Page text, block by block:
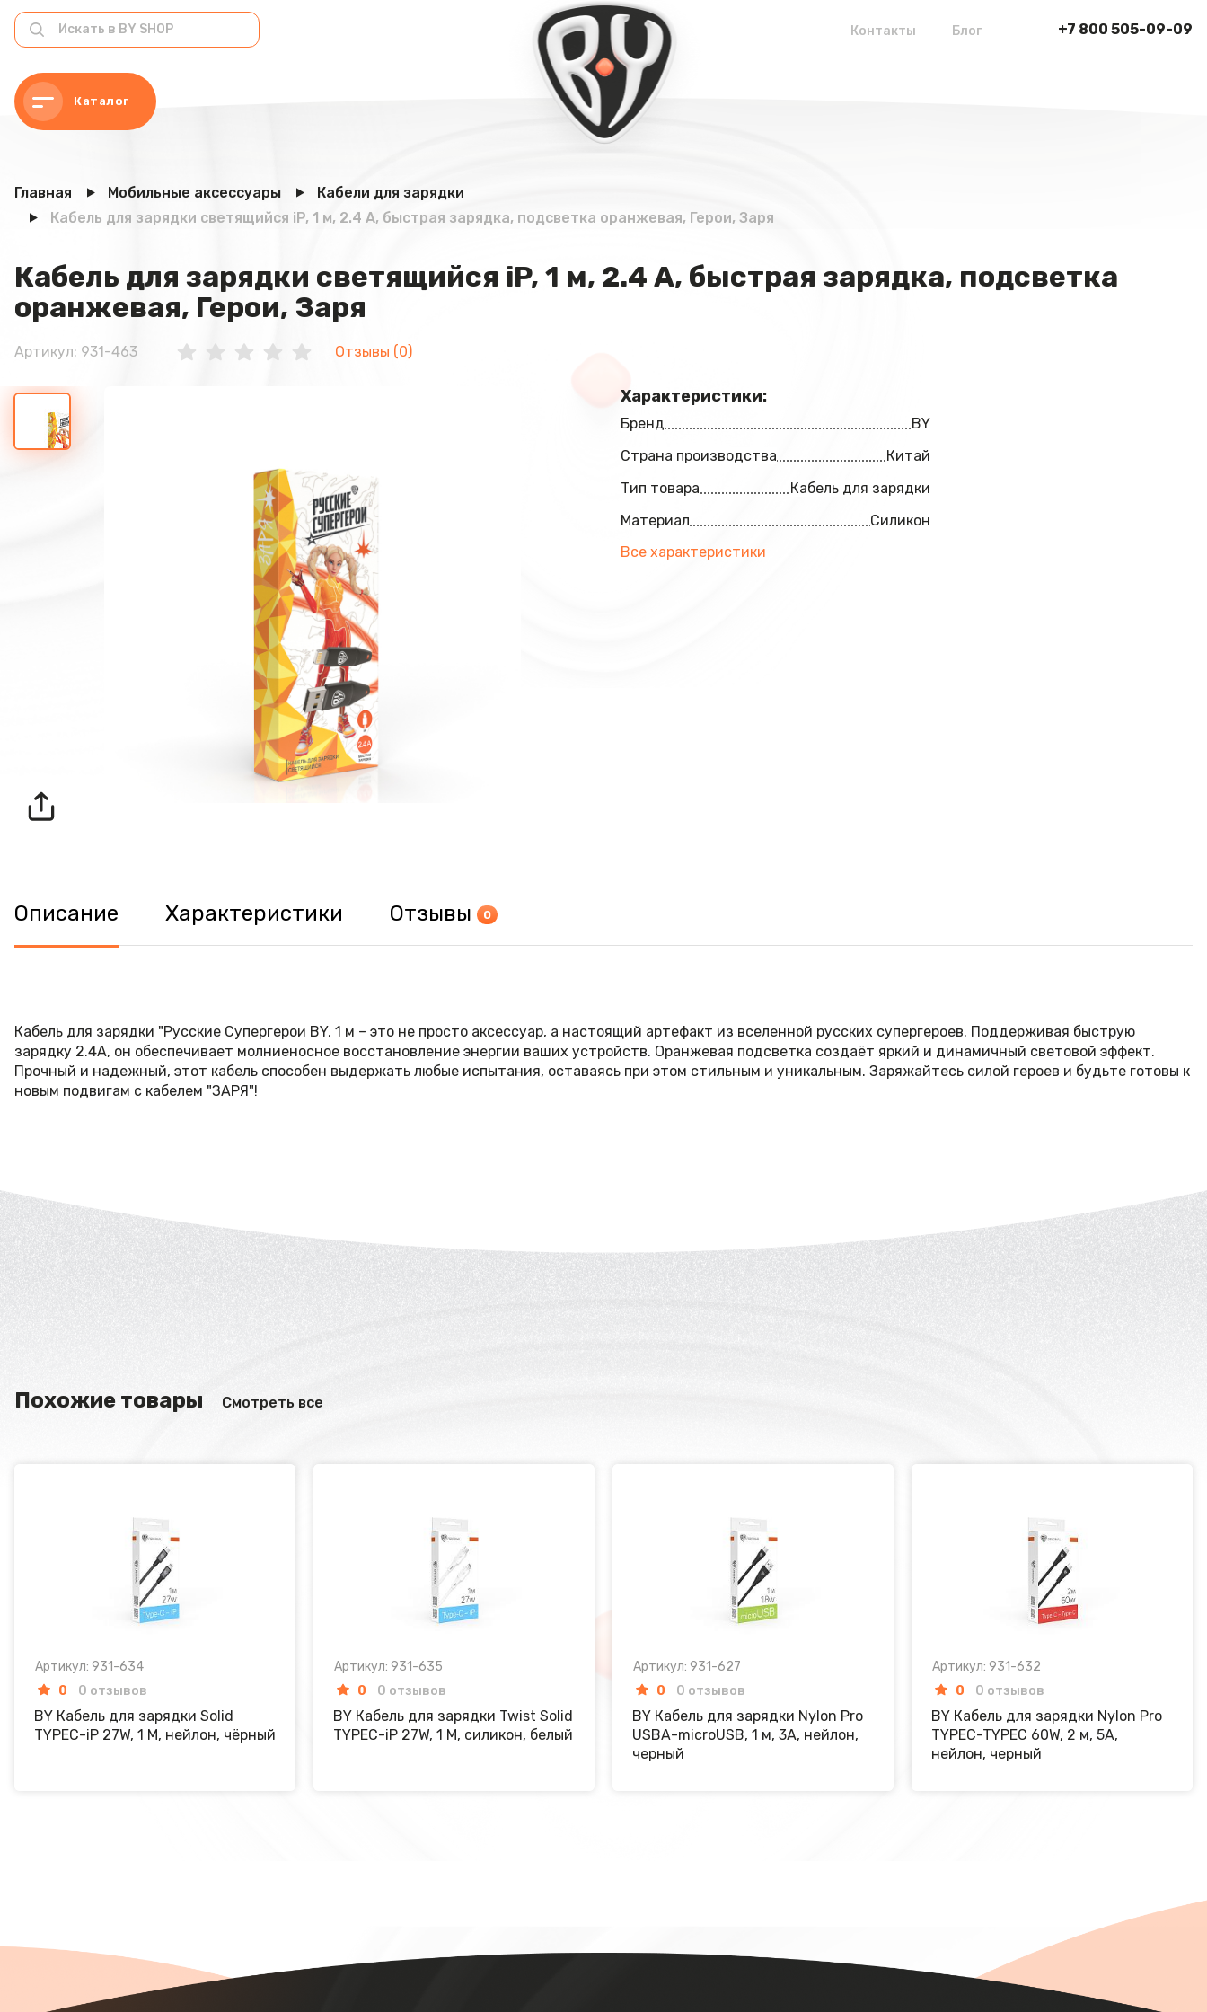
Каталог
+7 800 505-09-09
Контакты Блог
Главная Мобильные аксессуары
Кабели для зарядки
Кабель для зарядки светящийся iP, 1 м, 2.4 А, быстрая зарядка, подсветка оранжевая, Герои, Заря
Кабель для зарядки светящийся iP, 1 м, 2.4 А, быстрая зарядка, подсветка
оранжевая, Герои, Заря
Артикул: 931-463 Отзывы (0)
Характеристики:
Бренд
BY
Страна производства
Китай
Тип товара
Кабель для зарядки
Материал
Силикон
Все характеристики
Описание Характеристики Отзывы 0
Кабель для зарядки "Русские Супергерои BY, 1 м – это не просто аксессуар, а настоящий артефакт из вселенной русских супергероев. Поддерживая быструю
зарядку 2.4А, он обеспечивает молниеносное восстановление энергии ваших устройств. Оранжевая подсветка создаёт яркий и динамичный световой эффект.
Прочный и надежный, этот кабель способен выдержать любые испытания, оставаясь при этом стильным и уникальным. Заряжайтесь силой героев и будьте готовы к
новым подвигам с кабелем "ЗАРЯ"!
Похожие товары Смотреть все
Артикул: 931-634
0
0 отзывов
BY Кабель для зарядки Solid
TYPEC-iP 27W, 1 M, нейлон, чёрный
Артикул: 931-635
0
0 отзывов
BY Кабель для зарядки Twist Solid
TYPEC-iP 27W, 1 M, силикон, белый
Артикул: 931-627
0
0 отзывов
BY Кабель для зарядки Nylon Pro
USBA-microUSB, 1 м, 3A, нейлон,
черный
Артикул: 931-632
0
0 отзывов
BY Кабель для зарядки Nylon Pro
TYPEC-TYPEC 60W, 2 м, 5A,
нейлон, черный